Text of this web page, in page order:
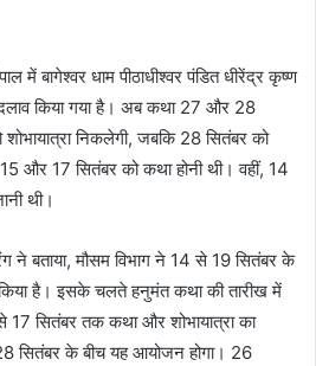
में बागेश्वर धाम पीठाधीश्वर पंडित धीरेंद्र कृष्ण
किया गया है। अब कथा 27 और 28
निकलेगी, जबकि 28 सितंबर को
और 17 सितंबर को कथा होनी थी। वहीं, 14
थी।
ने बताया, मौसम विभाग ने 14 से 19 सितंबर के
किया है। इसके चलते हनुमंत कथा की तारीख में
17 सितंबर तक कथा और शोभायात्रा का
सितंबर के बीच यह आयोजन होगा। 26